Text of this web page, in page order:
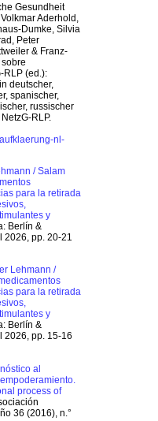
Gesundheit
Aderhold,
Dumke, Silvia
Peter
& Franz-
RLP (ed.):
deutscher,
spanischer,
russischer
RLP.
nl-
/ Salam
para la retirada
y
Berlín &
2026, pp. 20-21
Lehmann /
para la retirada
y
Berlín &
2026, pp. 15-16
al
process of
36 (2016), n.°